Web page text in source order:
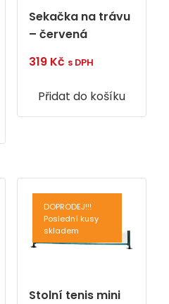
Sekačka na trávu
– červená
319 Kč s DPH
Přidat do košíku
DOPRODEJ!!!
Poslední kusy
skladem
Stolní tenis mini